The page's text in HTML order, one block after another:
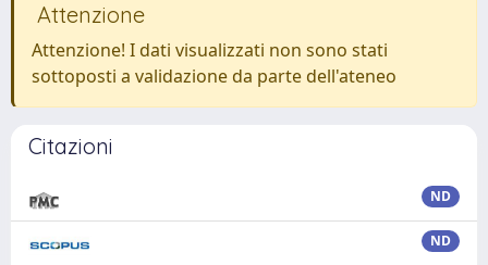
Attenzione
Attenzione! I dati visualizzati non sono stati
sottoposti a validazione da parte dell'ateneo
Citazioni
ND
ND